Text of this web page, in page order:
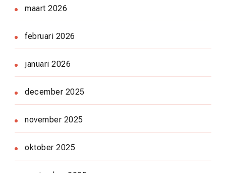
maart 2026
februari 2026
januari 2026
december 2025
november 2025
oktober 2025